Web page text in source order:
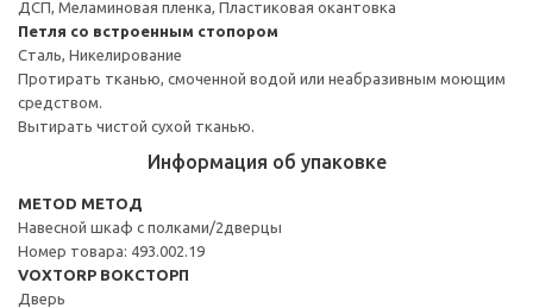
ДСП, Меламиновая пленка, Пластиковая окантовка
Петля со встроенным стопором
Сталь, Никелирование
Протирать тканью, смоченной водой или неабразивным моющим
средством.
Вытирать чистой сухой тканью.
Информация об упаковке
METOD МЕТОД
Навесной шкаф с полками/2дверцы
Номер товара: 493.002.19
VOXTORP ВОКСТОРП
Дверь